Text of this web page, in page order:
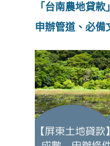
「台南農地貸
申辦管道、必備